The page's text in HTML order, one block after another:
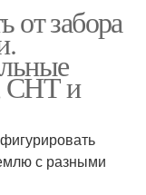
от забора
СНТ и
с разными